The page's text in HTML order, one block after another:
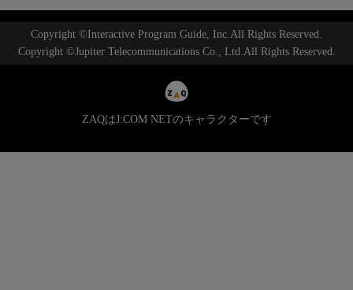
Copyright ©Interactive Program Guide, Inc.All Rights Reserved.
Copyright ©Jupiter Telecommunications Co., Ltd.All Rights Reserved.
ZAQはJ:COM NETのキャラクターです